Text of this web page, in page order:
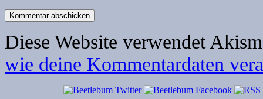
Diese Website verwendet
wie deine Kommentardaten